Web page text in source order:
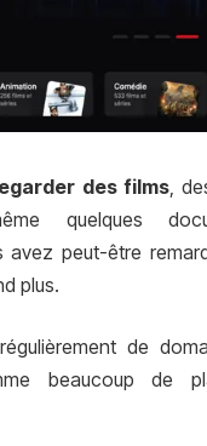
des films,
quelques
avez peut-être
plus.
de
beaucoup de